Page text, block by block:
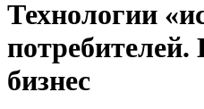
Технологии
потребителей.
бизнес